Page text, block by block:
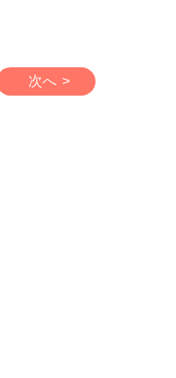
次へ >